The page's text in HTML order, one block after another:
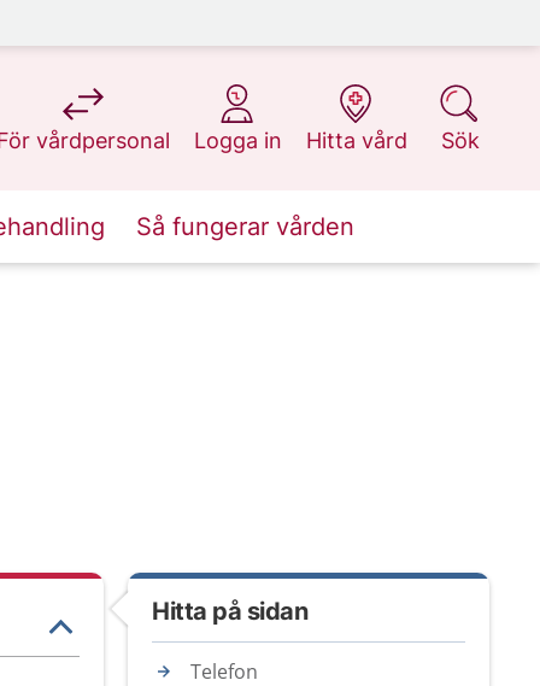
vårdpersonal
på 1177.se
Logga in
på 1177.se
Hitta vård
på 1177.se
Sök
på 1177.se
Så fungerar vården
Hitta på sidan
Telefon